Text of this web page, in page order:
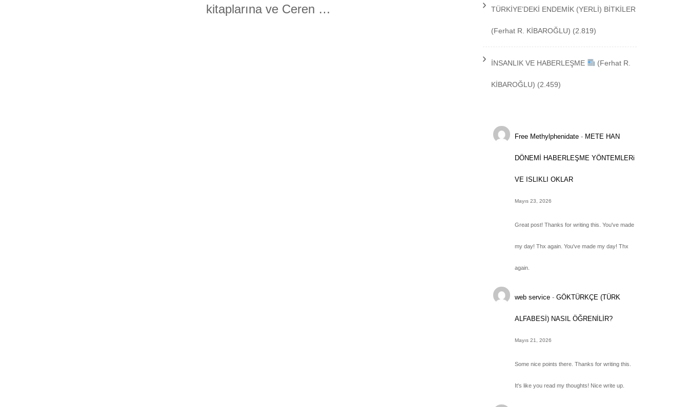
kitaplarına ve Ceren …
TÜRKİYE’DEKİ ENDEMİK (YERLİ) BİTKİLER
(Ferhat R. KİBAROĞLU) (2.819)
İNSANLIK VE HABERLEŞME (Ferhat R.
KİBAROĞLU) (2.459)
Free Methylphenidate - METE HAN
DÖNEMİ HABERLEŞME YÖNTEMLERi
VE ISLIKLI OKLAR
Mayıs 23, 2026
Great post! Thanks for writing this. You've made
my day! Thx again. You've made my day! Thx
again.
web service -GÖKTÜRKÇE (TÜRK
ALFABESİ) NASIL ÖĞRENİLİR?
Mayıs 21, 2026
Some nice points there. Thanks for writing this.
It's like you read my thoughts! Nice write up.